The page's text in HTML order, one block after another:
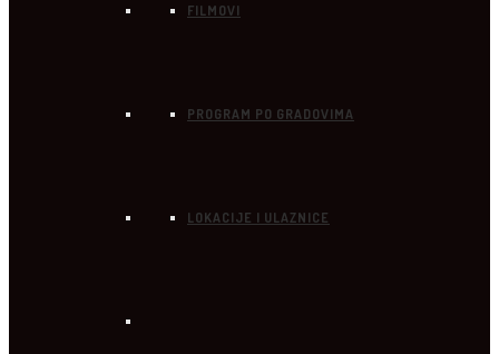
FILMOVI
PROGRAM PO GRADOVIMA
LOKACIJE I ULAZNICE